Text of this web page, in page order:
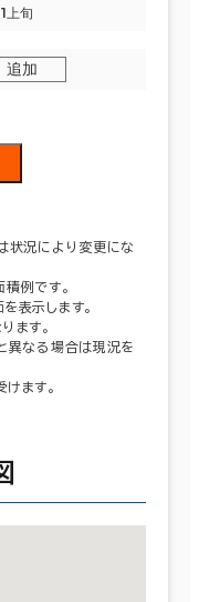
上旬
追加
状況により変更にな
例です。
表示します。
ます。
異なる場合は現況を
ます。